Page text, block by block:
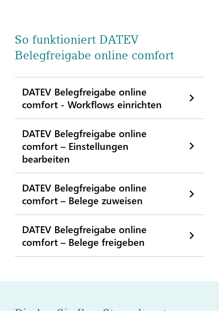
So funktioniert DATEV
Belegfreigabe online comfort
DATEV Belegfreigabe online
comfort - Workflows einrichten
DATEV Belegfreigabe online
comfort – Einstellungen
bearbeiten
DATEV Belegfreigabe online
comfort – Belege zuweisen
DATEV Belegfreigabe online
comfort – Belege freigeben